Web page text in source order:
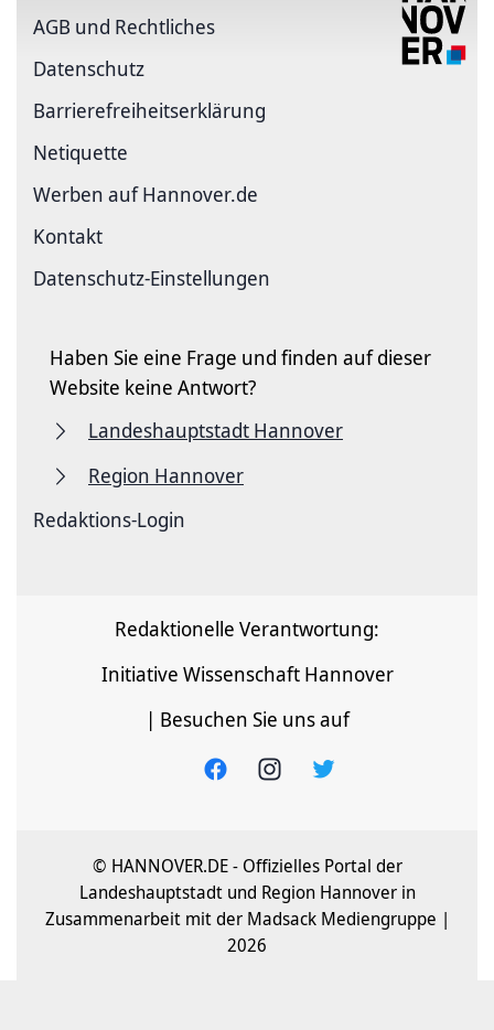
AGB und Rechtliches
Datenschutz
Barriere­freiheits­erklärung
Netiquette
Werben auf Hannover.de
Kontakt
Datenschutz-Einstellungen
Haben Sie eine Frage und finden auf dieser
Website keine Antwort?
Landeshauptstadt Hannover
Region Hannover
Redaktions-Login
Redaktionelle Verantwortung:
Initiative Wissenschaft Hannover
| Besuchen Sie uns auf
© HANNOVER.DE - Offizielles Portal der
Landeshauptstadt und Region Hannover in
Zusammenarbeit mit der Madsack Mediengruppe |
2026